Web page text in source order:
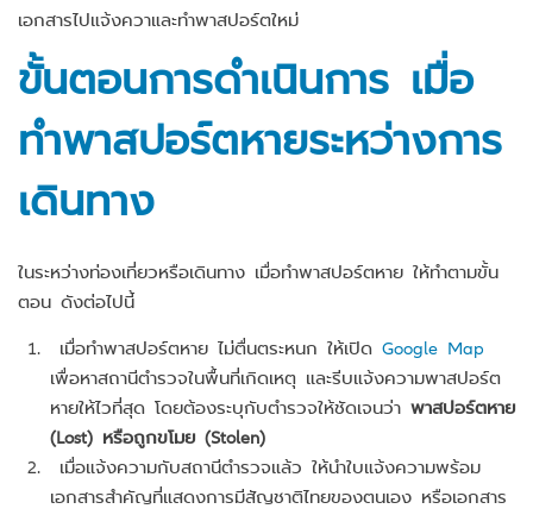
เอกสารไปแจ้งควาและทำพาสปอร์ตใหม่
ขั้นตอนการดำเนินการ เมื่อ
ทำพาสปอร์ตหายระหว่างการ
เดินทาง
ในระหว่างท่องเที่ยวหรือเดินทาง เมื่อทำพาสปอร์ตหาย ให้ทำตามขั้น
ตอน ดังต่อไปนี้
เมื่อทำพาสปอร์ตหาย ไม่ตื่นตระหนก ให้เปิด Google Map
เพื่อหาสถานีตำรวจในพื้นที่เกิดเหตุ และรีบแจ้งความพาสปอร์ต
หายให้ไวที่สุด โดยต้องระบุกับตำรวจให้ชัดเจนว่า พาสปอร์ตหาย
(Lost) หรือถูกขโมย (Stolen)
เมื่อแจ้งความกับสถานีตำรวจแล้ว ให้นำใบแจ้งความพร้อม
เอกสารสำคัญที่แสดงการมีสัญชาติไทยของตนเอง หรือเอกสาร